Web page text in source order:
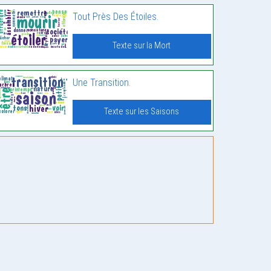
Tout Près Des Étoiles.
Texte sur la Mort
Une Transition.
Texte sur les Saisons